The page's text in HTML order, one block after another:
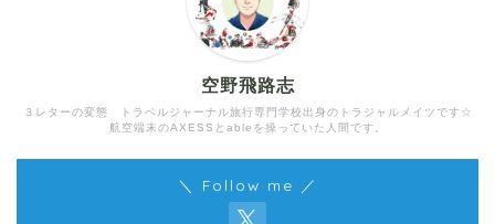
３レターの変態 トラベルジャーナル旅行専門学校出身のトラジャルメイツです☆
航空端末のAXESSとableを操っていた人間です。
空野飛路志
＼ Follow me ／